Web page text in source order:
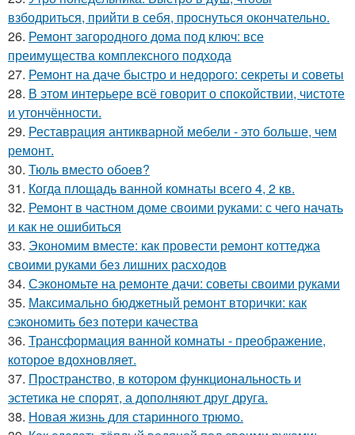
взбодриться, прийти в себя, проснуться окончательно.
26. Ремонт загородного дома под ключ: все
преимущества комплексного подхода
27. Ремонт на даче быстро и недорого: секреты и советы
28. В этом интерьере всё говорит о спокойствии, чистоте
и утончённости.
29. Реставрация антикварной мебели - это больше, чем
ремонт.
30. Тюль вместо обоев?
31. Когда площадь ванной комнаты всего 4, 2 кв.
32. Ремонт в частном доме своими руками: с чего начать
и как не ошибиться
33. Экономим вместе: как провести ремонт коттеджа
своими руками без лишних расходов
34. Сэкономьте на ремонте дачи: советы своими руками
35. Максимально бюджетный ремонт вторички: как
сэкономить без потери качества
36. Трансформация ванной комнаты - преображение,
которое вдохновляет.
37. Пространство, в котором функциональность и
эстетика не спорят, а дополняют друг друга.
38. Новая жизнь для старинного трюмо.